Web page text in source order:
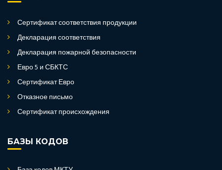
Сертификат соответствия продукции
Декларация соответствия
Декларация пожарной безопасности
Евро 5 и СБКТС
Сертификат Евро
Отказное письмо
Сертификат происхождения
БАЗЫ КОДОВ